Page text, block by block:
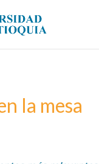
la mesa